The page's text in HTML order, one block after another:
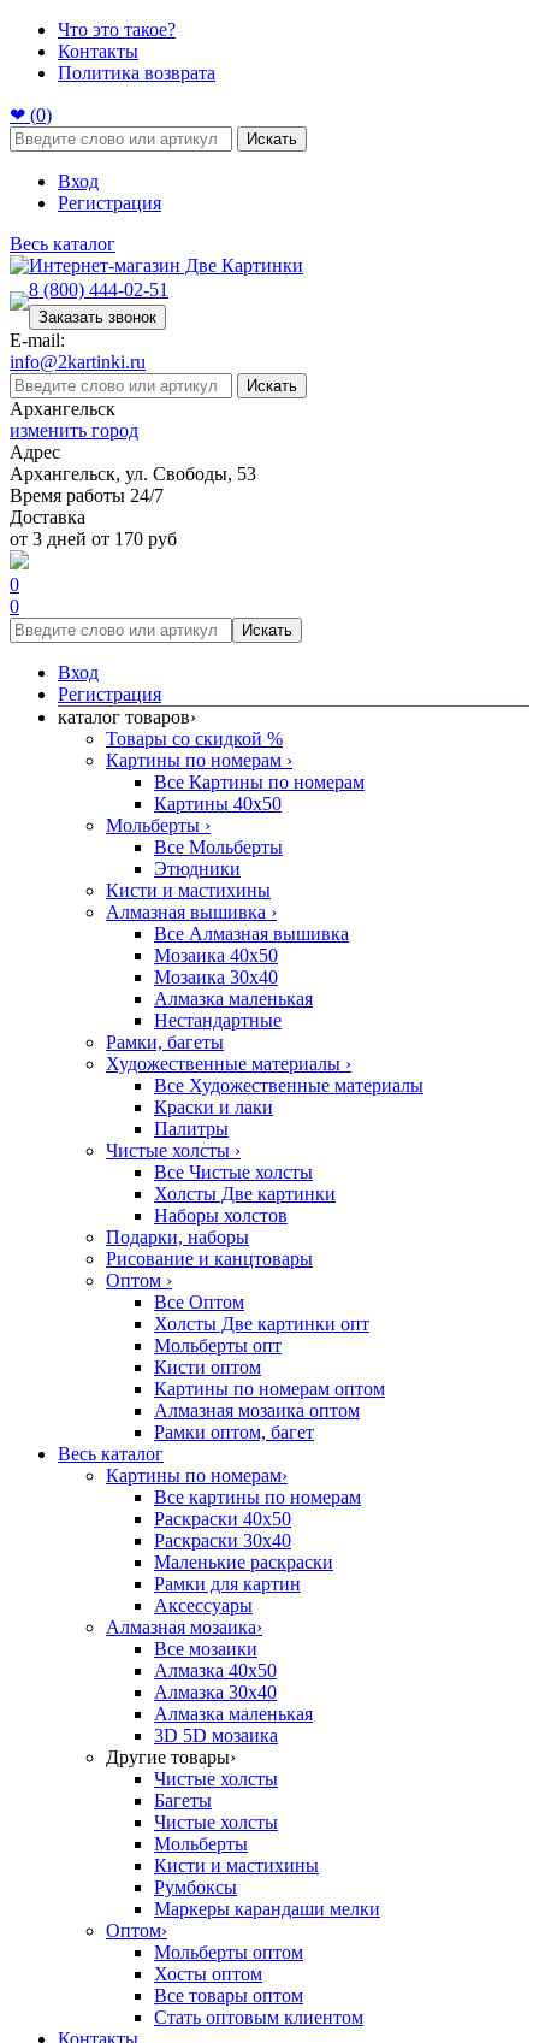
Что это такое?
Контакты
Политика возврата
❤ (0)
Искать
Вход
Регистрация
Весь каталог
8 (800) 444-02-51
Заказать звонок
E-mail:
info@2kartinki.ru
Искать
Архангельск
изменить город
Адрес
Архангельск, ул. Свободы, 53
Время работы 24/7
Доставка
от 3 дней от 170 руб
0
0
Искать
Вход
Регистрация
каталог товаров›
Товары со скидкой %
Картины по номерам ›
Все Картины по номерам
Картины 40x50
Мольберты ›
Все Мольберты
Этюдники
Кисти и мастихины
Алмазная вышивка ›
Все Алмазная вышивка
Мозаика 40x50
Мозаика 30x40
Алмазка маленькая
Нестандартные
Рамки, багеты
Художественные материалы ›
Все Художественные материалы
Краски и лаки
Палитры
Чистые холсты ›
Все Чистые холсты
Холсты Две картинки
Наборы холстов
Подарки, наборы
Рисование и канцтовары
Оптом ›
Все Оптом
Холсты Две картинки опт
Мольберты опт
Кисти оптом
Картины по номерам оптом
Алмазная мозаика оптом
Рамки оптом, багет
Весь каталог
Картины по номерам›
Все картины по номерам
Раскраски 40х50
Раскраски 30х40
Маленькие раскраски
Рамки для картин
Аксессуары
Алмазная мозаика›
Все мозаики
Алмазка 40х50
Алмазка 30х40
Алмазка маленькая
3D 5D мозаика
Другие товары›
Чистые холсты
Багеты
Чистые холсты
Мольберты
Кисти и мастихины
Румбоксы
Маркеры карандаши мелки
Оптом›
Мольберты оптом
Хосты оптом
Все товары оптом
Стать оптовым клиентом
Контакты